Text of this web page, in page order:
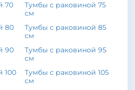
70
Тумбы с раковиной 75
см
80
Тумбы с раковиной 85
см
90
Тумбы с раковиной 95
см
100
Тумбы с раковиной 105
см